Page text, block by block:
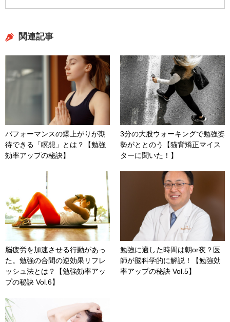
関連記事
パフォーマンスの爆上がりが期
待できる「瞑想」とは？【勉強
効率アップの秘訣】
3分の大股ウォーキングで勉強姿
勢がととのう【猫背矯正マイス
ターに聞いた！】
脳疲労を加速させる行動があっ
た。勉強の合間の逆効果リフレ
ッシュ法とは？【勉強効率アッ
プの秘訣 Vol.6】
勉強に適した時間は朝or夜？医
師が脳科学的に解説！【勉強効
率アップの秘訣 Vol.5】